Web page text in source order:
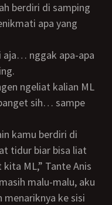
apa yang
sih… sampe
tidur biar bisa liat
ML,” Tante Anis
malu-malu, aku
menariknya ke sisi